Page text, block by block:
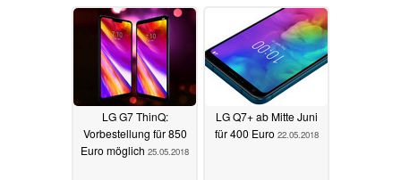
LG G7 ThinQ:
Vorbestellung für 850
Euro möglich 25.05.2018
LG Q7+ ab Mitte Juni
für 400 Euro 22.05.2018